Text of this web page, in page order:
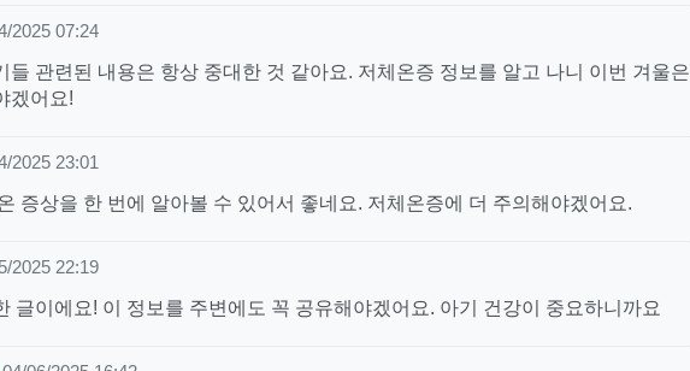
2025 07:24
들 관련된 내용은 항상 중대한 것 같아요. 저체온증 정보를 알고 나니 이번 겨울은
겠어요!
2025 23:01
증상을 한 번에 알아볼 수 있어서 좋네요. 저체온증에 더 주의해야겠어요.
2025 22:19
글이에요! 이 정보를 주변에도 꼭 공유해야겠어요. 아기 건강이 중요하니까요